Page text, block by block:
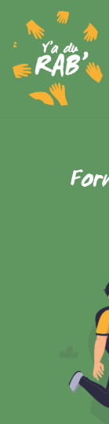
Aller
au
contenu